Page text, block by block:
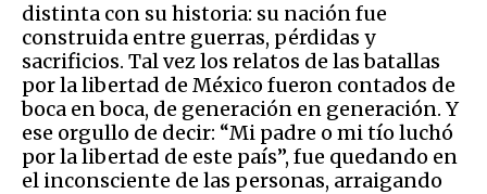
distinta con su historia: su nación fue
construida entre guerras, pérdidas y
sacrificios. Tal vez los relatos de las batallas
por la libertad de México fueron contados de
boca en boca, de generación en generación. Y
ese orgullo de decir: “Mi padre o mi tío luchó
por la libertad de este país”, fue quedando en
el inconsciente de las personas, arraigando